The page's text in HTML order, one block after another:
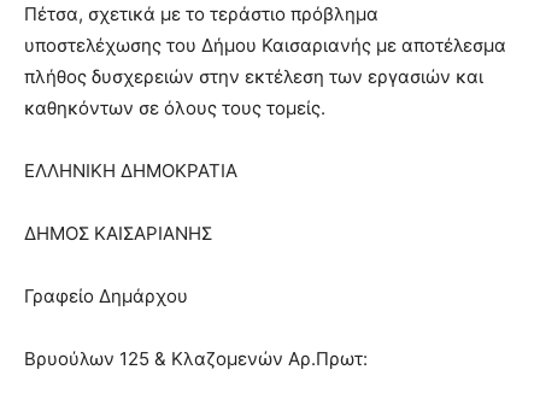
xxx
brandi
teaches
you
meaning
pornhun
porn
Πέτσα, σχετικά με το τεράστιο πρόβλημα
υποστελέχωσης του Δήμου Καισαριανής με αποτέλεσμα
πλήθος δυσχερειών στην εκτέλεση των εργασιών και
καθηκόντων σε όλους τους τομείς.
ΕΛΛΗΝΙΚΗ ΔΗΜΟΚΡΑΤΙΑ
ΔΗΜΟΣ ΚΑΙΣΑΡΙΑΝΗΣ
Γραφείο Δημάρχου
Βρυούλων 125 & Κλαζομενών Αρ.Πρωτ: